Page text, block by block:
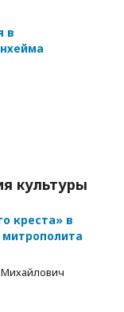
в
культуры
креста» в